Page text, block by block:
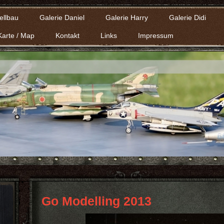
Galerie Daniel Galerie Harry Galerie Didi
/ Map Kontakt Links Impressum
Go Modelling 2013